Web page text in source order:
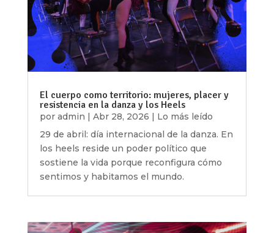
El cuerpo como territorio: mujeres, placer y
resistencia en la danza y los Heels
por admin Abr 28, 2026
Lo más leído
29 de abril: día internacional de la danza. En
los heels reside un poder político que
sostiene la vida porque reconfigura cómo
sentimos y habitamos el mundo.